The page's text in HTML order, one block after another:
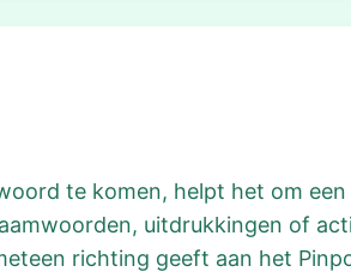
te komen, helpt het om
uitdrukkingen of
richting geeft aan het